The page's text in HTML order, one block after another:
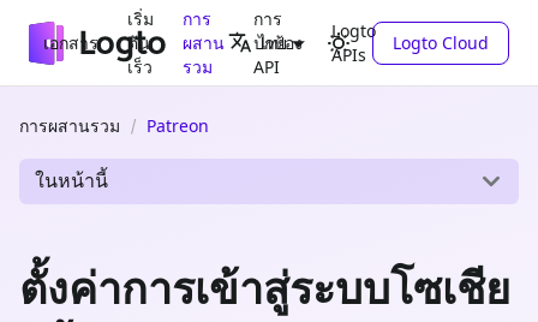
เอกสาร
เริ่ม
ต้น
เร็ว
การ
ผสาน
รวม
การ
ปกป้อง
API
Logto
APIs
ไทย Logto Cloud
การผสานรวม Patreon
ในหน้านี้
ตั้งค่าการเข้าสู่ระบบโซเชีย